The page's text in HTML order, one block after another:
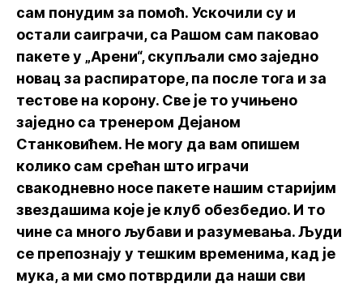
сам понудим за помоћ. Ускочили су и
остали саиграчи, са Рашом сам паковао
пакете у „Арени“, скупљали смо заједно
новац за распираторе, па после тога и за
тестове на корону. Све је то учињено
заједно са тренером Дејаном
Станковићем. Не могу да вам опишем
колико сам срећан што играчи
свакодневно носе пакете нашим старијим
звездашима које је клуб обезбедио. И то
чине са много љубави и разумевања. Људи
се препознају у тешким временима, кад је
мука, а ми смо потврдили да наши сви